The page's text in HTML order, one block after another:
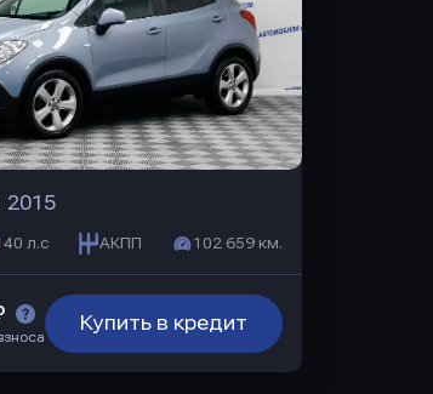
2015
л.с АКПП 102 659 км.
Купить в кредит